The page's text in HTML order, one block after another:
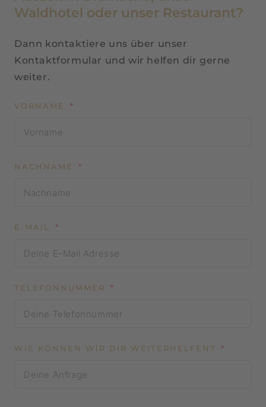
Waldhotel oder unser Restaurant?
Dann kontaktiere uns über unser
Kontaktformular und wir helfen dir gerne
weiter.
VORNAME
NACHNAME
E-MAIL
TELEFONNUMMER
WIE KÖNNEN WIR DIR WEITERHELFEN?